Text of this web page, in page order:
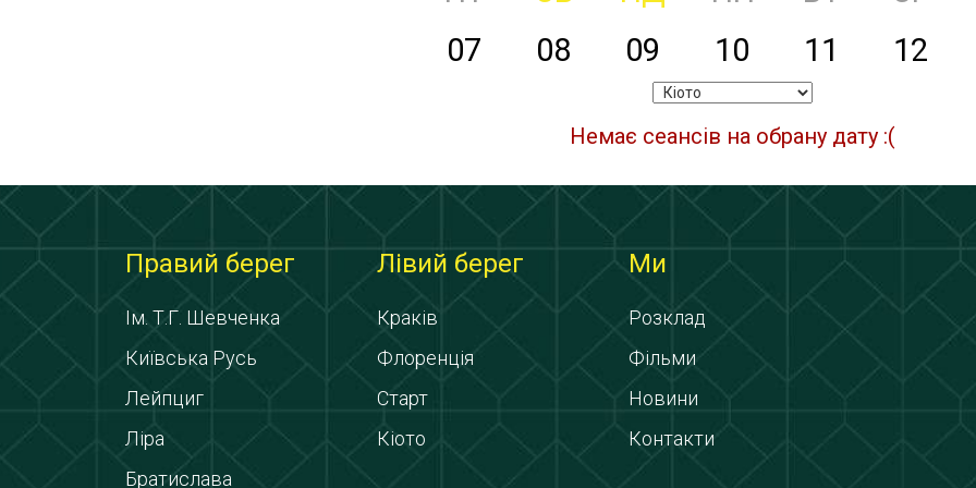
07
08 09 10 11 12
Немає сеансів на обрану дату :(
Правий берег
Ім. Т.Г. Шевченка
Київська Русь
Лейпциг
Ліра
Братислава
Лівий берег
Краків
Флоренція
Старт
Кіото
Ми
Розклад
Фільми
Новини
Контакти